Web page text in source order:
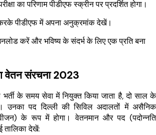
का परिणाम पीडीएफ स्क्रीन पर प्रदर्शित होगा।
पीडीएफ में अपना अनुक्रमांक देखें।
करें और भविष्य के संदर्भ के लिए एक प्रति बना
वेतन संरचना 2023
के समय सेवा में नियुक्त किया जाता है, दो साल के
उनका पद दिल्ली की सिविल अदालतों में असैनिक
के रूप में होगा। वेतनमान और पद (पदोन्नति
तालिका देखें: